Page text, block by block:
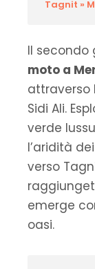
Tagnit »
Il secondo
moto a
attraverso
Sidi Ali.
verde
l’aridità
verso
emerge
oasi.